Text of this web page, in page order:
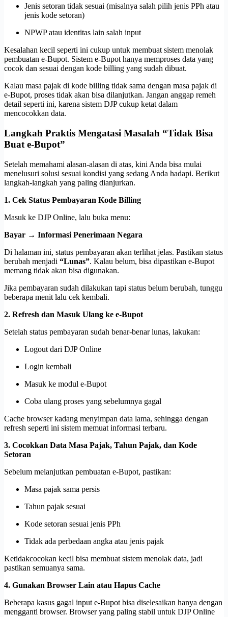
Jenis setoran tidak sesuai (misalnya salah pilih jenis PPh atau
jenis kode setoran)
NPWP atau identitas lain salah input
Kesalahan kecil seperti ini cukup untuk membuat sistem menolak
pembuatan e-Bupot. Sistem e-Bupot hanya memproses data yang
cocok dan sesuai dengan kode billing yang sudah dibuat.
Kalau masa pajak di kode billing tidak sama dengan masa pajak di
e-Bupot, proses tidak akan bisa dilanjutkan. Jangan anggap remeh
detail seperti ini, karena sistem DJP cukup ketat dalam
mencocokkan data.
Langkah Praktis Mengatasi Masalah “Tidak Bisa
Buat e-Bupot”
Setelah memahami alasan-alasan di atas, kini Anda bisa mulai
menelusuri solusi sesuai kondisi yang sedang Anda hadapi. Berikut
langkah-langkah yang paling dianjurkan.
1. Cek Status Pembayaran Kode Billing
Masuk ke DJP Online, lalu buka menu:
Bayar → Informasi Penerimaan Negara
Di halaman ini, status pembayaran akan terlihat jelas. Pastikan status
berubah menjadi “Lunas”. Kalau belum, bisa dipastikan e-Bupot
memang tidak akan bisa digunakan.
Jika pembayaran sudah dilakukan tapi status belum berubah, tunggu
beberapa menit lalu cek kembali.
2. Refresh dan Masuk Ulang ke e-Bupot
Setelah status pembayaran sudah benar-benar lunas, lakukan:
Logout dari DJP Online
Login kembali
Masuk ke modul e-Bupot
Coba ulang proses yang sebelumnya gagal
Cache browser kadang menyimpan data lama, sehingga dengan
refresh seperti ini sistem memuat informasi terbaru.
3. Cocokkan Data Masa Pajak, Tahun Pajak, dan Kode
Setoran
Sebelum melanjutkan pembuatan e-Bupot, pastikan:
Masa pajak sama persis
Tahun pajak sesuai
Kode setoran sesuai jenis PPh
Tidak ada perbedaan angka atau jenis pajak
Ketidakcocokan kecil bisa membuat sistem menolak data, jadi
pastikan semuanya sama.
4. Gunakan Browser Lain atau Hapus Cache
Beberapa kasus gagal input e-Bupot bisa diselesaikan hanya dengan
mengganti browser. Browser yang paling stabil untuk DJP Online